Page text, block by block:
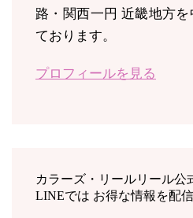
路・関西一円 近畿地方
ております。
プロフィールを見る
カラーズ・リールリール公
LINEでは お得な情報を配